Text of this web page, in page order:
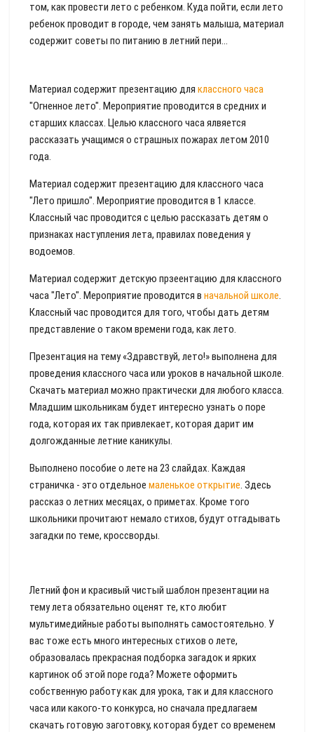
том, как провести лето с ребенком. Куда пойти, если лето
ребенок проводит в городе, чем занять малыша, материал
содержит советы по питанию в летний пери...
Материал содержит презентацию для классного часа
"Огненное лето". Мероприятие проводится в средних и
старших классах. Целью классного часа ялвяется
рассказать учащимся о страшных пожарах летом 2010
года.
Материал содержит презентацию для классного часа
"Лето пришло". Мероприятие проводится в 1 классе.
Классный час проводится с целью рассказать детям о
признаках наступления лета, правилах поведения у
водоемов.
Материал содержит детскую прзеентацию для классного
часа "Лето". Мероприятие проводится в начальной школе.
Классный час проводится для того, чтобы дать детям
представление о таком времени года, как лето.
Презентация на тему «Здравствуй, лето!» выполнена для
проведения классного часа или уроков в начальной школе.
Скачать материал можно практически для любого класса.
Младшим школьникам будет интересно узнать о поре
года, которая их так привлекает, которая дарит им
долгожданные летние каникулы.
Выполнено пособие о лете на 23 слайдах. Каждая
страничка - это отдельное маленькое открытие. Здесь
рассказ о летних месяцах, о приметах. Кроме того
школьники прочитают немало стихов, будут отгадывать
загадки по теме, кроссворды.
Летний фон и красивый чистый шаблон презентации на
тему лета обязательно оценят те, кто любит
мультимедийные работы выполнять самостоятельно. У
вас тоже есть много интересных стихов о лете,
образовалась прекрасная подборка загадок и ярких
картинок об этой поре года? Можете оформить
собственную работу как для урока, так и для классного
часа или какого-то конкурса, но сначала предлагаем
скачать готовую заготовку, которая будет со временем